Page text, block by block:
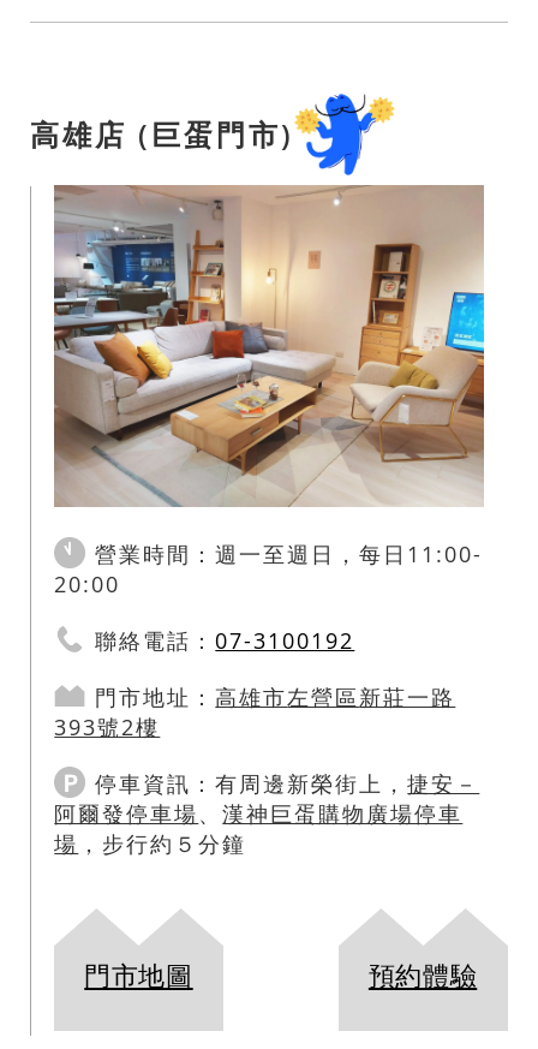
高雄店 (巨蛋門市)
預約體驗
營業時間：週一至週日，每日11:00-
20:00
聯絡電話：07-3100192
門市地址： 高雄市左營區新莊一路
393號2樓
停車資訊：有周邊新榮街上，捷安－
阿爾發停車場、漢神巨蛋購物廣場停車
場 ，步行約５分鐘
門市地圖